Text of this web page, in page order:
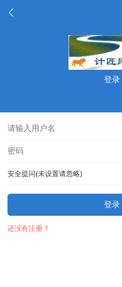
登录
安全提问(未设置请忽略)
登录
还没有注册？